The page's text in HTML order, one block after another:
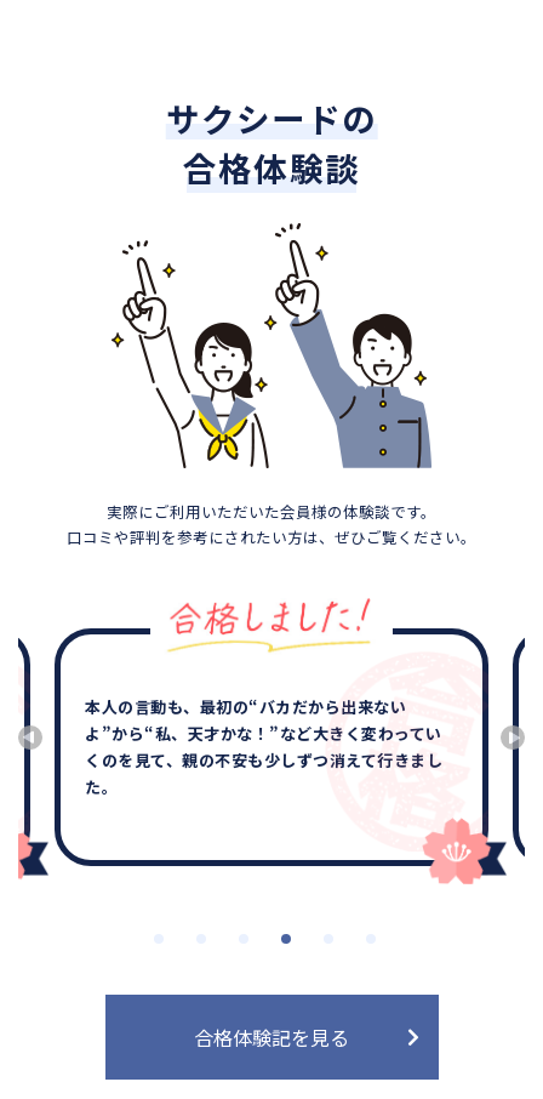
サクシードの
合格体験談
実際にご利用いただいた会員様の体験談です。
口コミや評判を参考にされたい方は、ぜひご覧ください。
本人の言動も、最初の“バカだから出来ない
よ”から“私、天才かな！”など大きく変わってい
くのを見て、親の不安も少しずつ消えて行きまし
た。
合格体験記を見る